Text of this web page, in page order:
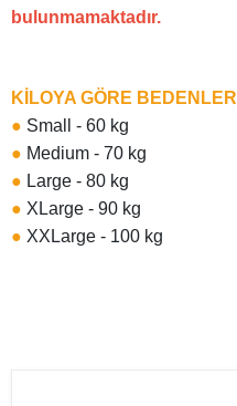
bulunmamaktadır.
KİLOYA GÖRE BEDENLER
● Small - 60 kg
● Medium - 70 kg
● Large - 80 kg
● XLarge - 90 kg
● XXLarge - 100 kg